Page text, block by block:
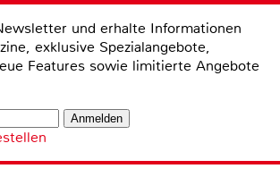
und erhalte Informationen
exklusive Spezialangebote,
Features sowie limitierte Angebote